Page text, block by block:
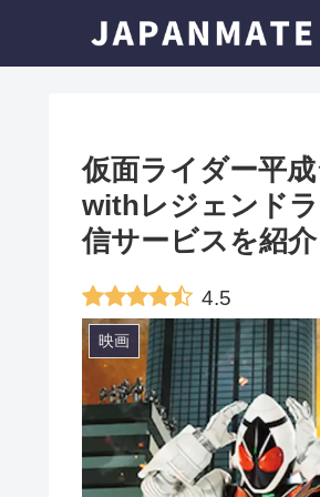
仮面ライダー平
withレジェンド
信サービスを紹介
4.5
映画